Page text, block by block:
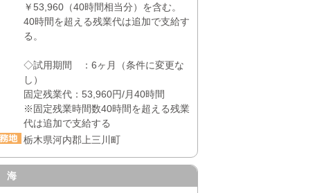
￥53,960（40時間相当分）を含む。
40時間を超える残業代は追加で支給す
る。
◇試用期間 ：6ヶ月（条件に変更な
し）
固定残業代：53,960円/月40時間
※固定残業時間数40時間を超える残業
代は追加で支給する
栃木県河内郡上三川町
海